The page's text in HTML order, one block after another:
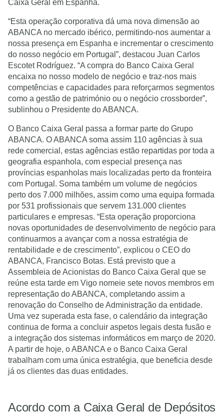
Caixa Geral em Espanha.
“Esta operação corporativa dá uma nova dimensão ao
ABANCA no mercado ibérico, permitindo-nos aumentar a
nossa presença em Espanha e incrementar o crescimento
do nosso negócio em Portugal”, destacou Juan Carlos
Escotet Rodríguez. “A compra do Banco Caixa Geral
encaixa no nosso modelo de negócio e traz-nos mais
competências e capacidades para reforçarmos segmentos
como a gestão de património ou o negócio crossborder”,
sublinhou o Presidente do ABANCA.
O Banco Caixa Geral passa a formar parte do Grupo
ABANCA. O ABANCA soma assim 110 agências à sua
rede comercial, estas agências estão repartidas por toda a
geografia espanhola, com especial presença nas
províncias espanholas mais localizadas perto da fronteira
com Portugal. Soma também um volume de negócios
perto dos 7.000 milhões, assim como uma equipa formada
por 531 profissionais que servem 131.000 clientes
particulares e empresas. “Esta operação proporciona
novas oportunidades de desenvolvimento de negócio para
continuarmos a avançar com a nossa estratégia de
rentabilidade e de crescimento”, explicou o CEO do
ABANCA, Francisco Botas. Está previsto que a
Assembleia de Acionistas do Banco Caixa Geral que se
reúne esta tarde em Vigo nomeie sete novos membros em
representação do ABANCA, completando assim a
renovação do Conselho de Administração da entidade.
Uma vez superada esta fase, o calendário da integração
continua de forma a concluir aspetos legais desta fusão e
a integração dos sistemas informáticos em março de 2020.
A partir de hoje, o ABANCA e o Banco Caixa Geral
trabalham com uma única estratégia, que beneficia desde
já os clientes das duas entidades.
Acordo com a Caixa Geral de Depósitos